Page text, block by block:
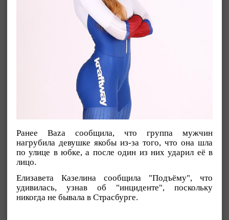
Ранее Baza сообщила, что группа мужчин
нагрубила девушке якобы из-за того, что она шла
по улице в юбке, а после один из них ударил её в
лицо.
Елизавета Казелина сообщила "Подъёму", что
удивилась, узнав об "инциденте", поскольку
никогда не бывала в Страсбурге.